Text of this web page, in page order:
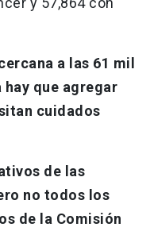
a las 61 mil
que agregar
cuidados
de las
no todos los
de la Comisión